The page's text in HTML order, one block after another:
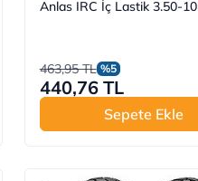
Anlas IRC İç Lastik 3.50-10
463,95 TL %5
440,76 TL
Sepete Ekle